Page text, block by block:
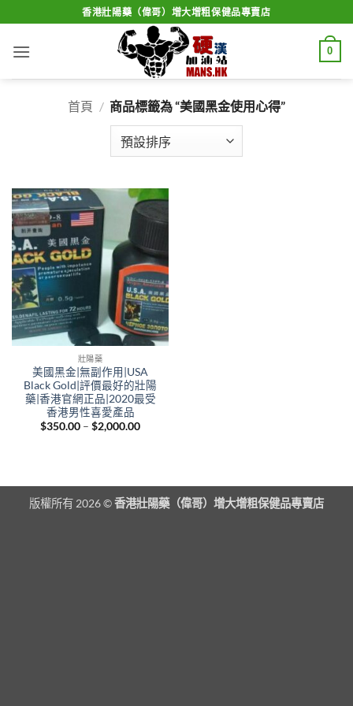
to
content
香港壯陽藥（偉哥）增大增粗保健品專賣店
0
首頁 / 商品標籤為 “美國黑金使用心得”
壯陽藥
美國黑金|無副作用|USA
Black Gold|評價最好的壯陽
藥|香港官網正品|2020最受
香港男性喜愛產品
$350.00 – $2,000.00Price
版權所有 2026 ©香港壯陽藥（偉哥）增大增粗保健品專賣店